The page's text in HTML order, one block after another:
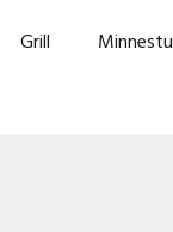
Grill